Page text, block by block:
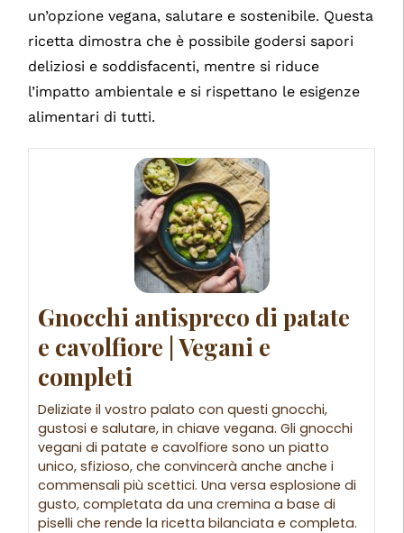
un’opzione vegana, salutare e sostenibile. Questa
ricetta dimostra che è possibile godersi sapori
deliziosi e soddisfacenti, mentre si riduce
l’impatto ambientale e si rispettano le esigenze
alimentari di tutti.
Gnocchi antispreco di patate
e cavolfiore | Vegani e
completi
Deliziate il vostro palato con questi gnocchi,
gustosi e salutare, in chiave vegana. Gli gnocchi
vegani di patate e cavolfiore sono un piatto
unico, sfizioso, che convincerà anche anche i
commensali più scettici. Una versa esplosione di
gusto, completata da una cremina a base di
piselli che rende la ricetta bilanciata e completa.